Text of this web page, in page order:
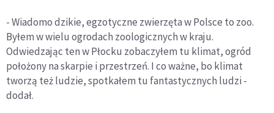
- Wiadomo dzikie, egzotyczne zwierzęta w Polsce to zoo.
Byłem w wielu ogrodach zoologicznych w kraju.
Odwiedzając ten w Płocku zobaczyłem tu klimat, ogród
położony na skarpie i przestrzeń. I co ważne, bo klimat
tworzą też ludzie, spotkałem tu fantastycznych ludzi -
dodał.